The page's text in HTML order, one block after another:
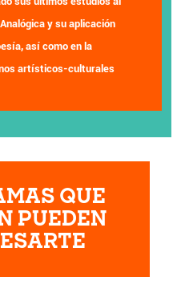
y su aplicación
así como en la
artísticos-culturales
QUE
PUEDEN